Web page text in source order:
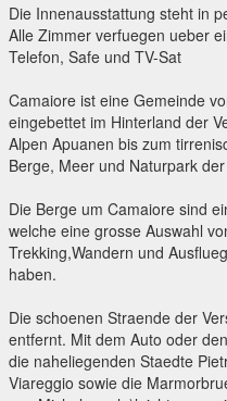
Die Innenausstattung steht in
Alle Zimmer verfuegen ueber
Telefon, Safe und TV-Sat
Camaiore ist eine Gemeinde
eingebettet im Hinterland der
Alpen Apuanen bis zum
Berge, Meer und Naturpark
Die Berge um Camaiore sind
welche eine grosse Auswahl
Trekking,Wandern und
haben.
Die schoenen Straende der
entfernt. Mit dem Auto oder
die naheliegenden Staedte
Viareggio sowie die